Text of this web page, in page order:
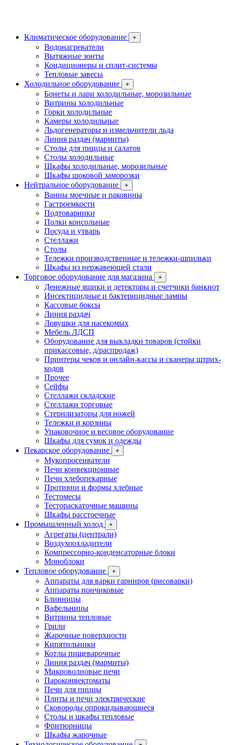
Климатическое оборудование +
Водонагреватели
Вытяжные зонты
Кондиционеры и сплит-системы
Тепловые завесы
Холодильное оборудование
+
Бонеты и лари холодильные, морозильные
Витрины холодильные
Горки холодильные
Камеры холодильные
Льдогенераторы и измельчители льда
Линия раздач (мармиты)
Столы для пиццы и салатов
Столы холодильные
Шкафы холодильные, морозильные
Шкафы шоковой заморозки
Нейтральное оборудование
+
Ванны моечные и раковины
Гастроемкости
Подтоварники
Полки консольные
Посуда и утварь
Стеллажи
Столы
Тележки производственные и тележки-шпильки
Шкафы из нержавеющей стали
Торговое оборудование для магазина
+
Денежные ящики и детекторы и счетчики банкнот
Инсектицидные и бактерицидные лампы
Кассовые боксы
Линия раздач
Ловушки для насекомых
Мебель ЛДСП
Оборудование для выкладки товаров (стойки
прикассовые, д/распродаж)
Принтеры чеков и онлайн-кассы и сканеры штрих-
кодов
Прочее
Сейфы
Стеллажи складские
Стеллажи торговые
Стерилизаторы для ножей
Тележки и корзины
Упаковочное и весовое оборудование
Шкафы для сумок и одежды
Пекарское оборудование
+
Мукопросеиватели
Печи конвекционные
Печи хлебопекарные
Противни и формы хлебные
Тестомесы
Тестораскаточные машины
Шкафы расстоечные
Промышленный холод
+
Агрегаты (централи)
Воздухоохладители
Компрессорно-конденсаторные блоки
Моноблоки
Тепловое оборудование
+
Аппараты для варки гарниров (рисоварки)
Аппараты пончиковые
Блинницы
Вафельницы
Витрины тепловые
Грили
Жарочные поверхности
Кипятильники
Котлы пищеварочные
Линия раздач (мармиты)
Микроволновые печи
Пароконвектоматы
Печи для пиццы
Плиты и печи электрические
Сковороды опрокидывающиеся
Столы и шкафы тепловые
Фритюрницы
Шкафы жарочные